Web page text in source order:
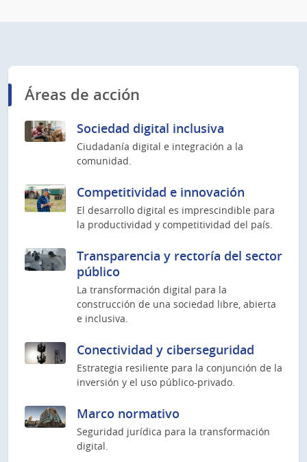
Áreas de acción
Sociedad digital inclusiva
Ciudadanía digital e integración a la
comunidad.
Competitividad e innovación
El desarrollo digital es imprescindible para
la productividad y competitividad del país.
Transparencia y rectoría del sector
público
La transformación digital para la
construcción de una sociedad libre, abierta
e inclusiva.
Conectividad y ciberseguridad
Estrategia resiliente para la conjunción de la
inversión y el uso público-privado.
Marco normativo
Seguridad jurídica para la transformación
digital.